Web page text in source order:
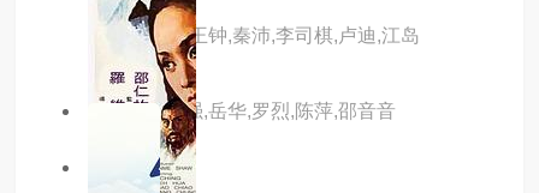
主演：狄龙,王钟,秦沛,李司棋,卢迪,江岛
主演：徐少强,岳华,罗烈,陈萍,邵音音
已完结